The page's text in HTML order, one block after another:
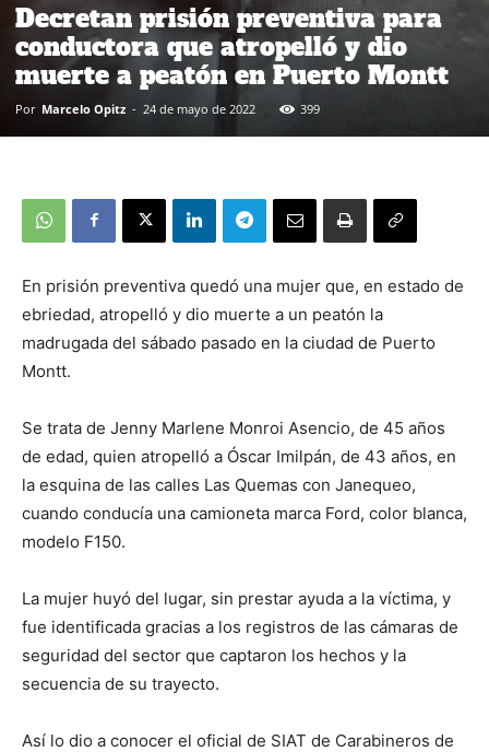
Decretan prisión preventiva para
conductora que atropelló y dio
muerte a peatón en Puerto Montt
Por Marcelo Opitz - 24 de mayo de 2022 399
En prisión preventiva quedó una mujer que, en estado de
ebriedad, atropelló y dio muerte a un peatón la
madrugada del sábado pasado en la ciudad de Puerto
Montt.
Se trata de Jenny Marlene Monroi Asencio, de 45 años
de edad, quien atropelló a Óscar Imilpán, de 43 años, en
la esquina de las calles Las Quemas con Janequeo,
cuando conducía una camioneta marca Ford, color blanca,
modelo F150.
La mujer huyó del lugar, sin prestar ayuda a la víctima, y
fue identificada gracias a los registros de las cámaras de
seguridad del sector que captaron los hechos y la
secuencia de su trayecto.
Así lo dio a conocer el oficial de SIAT de Carabineros de